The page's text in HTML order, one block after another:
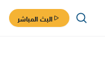
البث المباشر